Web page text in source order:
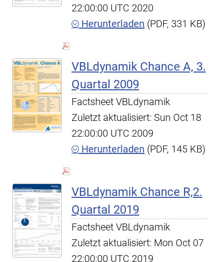
22:00:00 UTC 2020
Herunterladen (PDF, 331 KB)
VBLdynamik Chance A, 3.
Quartal 2009
Factsheet VBLdynamik
Zuletzt aktualisiert: Sun Oct 18
22:00:00 UTC 2009
Herunterladen (PDF, 145 KB)
VBLdynamik Chance R,2.
Quartal 2019
Factsheet VBLdynamik
Zuletzt aktualisiert: Mon Oct 07
22:00:00 UTC 2019